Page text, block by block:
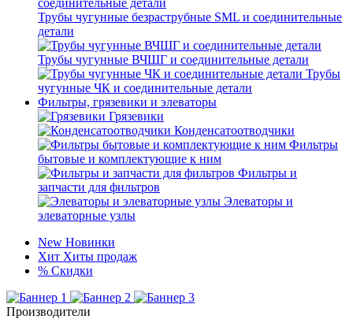
Трубы чугунные безраструбные SML и соединительные
детали
Трубы чугунные ВЧШГ и соединительные детали
Трубы
чугунные ЧК и соединительные детали
Фильтры, грязевики и элеваторы
Грязевики
Конденсатоотводчики
Фильтры
бытовые и комплектующие к ним
Фильтры и
запчасти для фильтров
Элеваторы и
элеваторные узлы
New Новинки
Хит Хиты продаж
% Скидки
Производители